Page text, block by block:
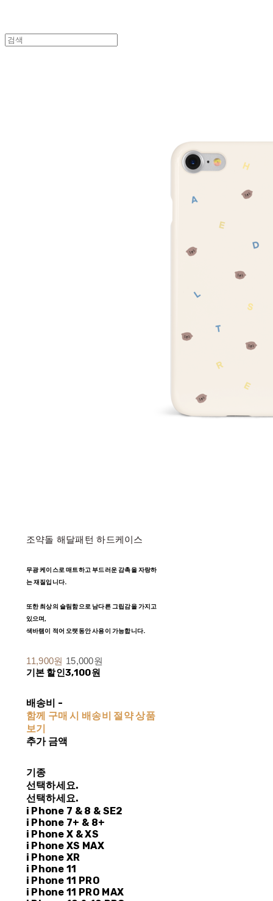
조약돌 해달패턴 하드케이스
무광 케이스로 매트하고 부드러운 감촉을 자랑하
는 재질입니다.
또한 최상의 슬림함으로 남다른 그립감을 가지고
있으며,
색바램이 적어 오랫동안 사용이 가능합니다.
11,900원 15,000원
기본 할인3,100원
배송비 -
함께 구매 시 배송비 절약 상품
보기
추가 금액
기종
선택하세요.
선택하세요.
i Phone 7 & 8 & SE2
i Phone 7+ & 8+
i Phone X & XS
i Phone XS MAX
i Phone XR
i Phone 11
i Phone 11 PRO
i Phone 11 PRO MAX